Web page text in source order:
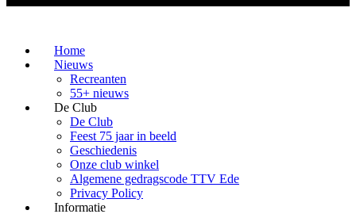
Home
Nieuws
Recreanten
55+ nieuws
De Club
De Club
Feest 75 jaar in beeld
Geschiedenis
Onze club winkel
Algemene gedragscode TTV Ede
Privacy Policy
Informatie